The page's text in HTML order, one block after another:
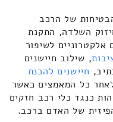
של הרכב
השלדה, התקנת
לשיפור
, שילוב חיישנים
חיישנים להכנת
כל המאמצים כאשר
כנגד כלי רכב חזקים
של האדם ברכב.